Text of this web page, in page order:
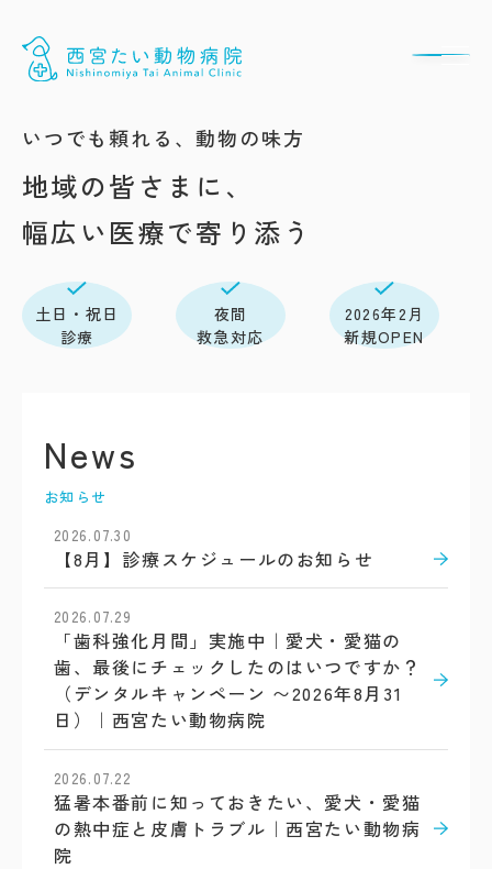
いつでも頼れる、動物の味方
地域の皆さまに、
幅広い医療で寄り添う
土日・祝日
診療
夜間
救急対応
2026年2月
新規OPEN
News
お知らせ
2026.07.30
【8月】診療スケジュールのお知らせ
2026.07.29
「歯科強化月間」実施中｜愛犬・愛猫の
歯、最後にチェックしたのはいつですか？
（デンタルキャンペーン 〜2026年8月31
日）｜西宮たい動物病院
2026.07.22
猛暑本番前に知っておきたい、愛犬・愛猫
の熱中症と皮膚トラブル｜西宮たい動物病
院